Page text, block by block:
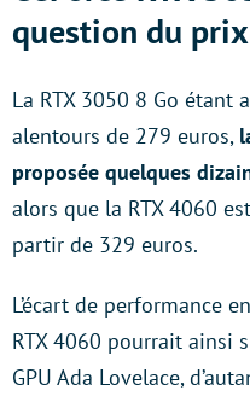
question du prix
La RTX 3050 8 Go étant
alentours de 279 euros,
proposée quelques
alors que la RTX 4060
partir de 329 euros.
L’écart de performance
RTX 4060 pourrait ainsi
GPU Ada Lovelace,